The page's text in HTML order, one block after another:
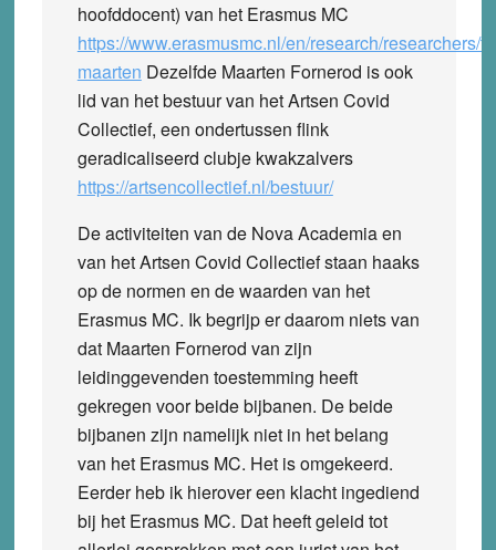
hoofddocent) van het Erasmus MC
https://www.erasmusmc.nl/en/research/researchers/
maarten Dezelfde Maarten Fornerod is ook
lid van het bestuur van het Artsen Covid
Collectief, een ondertussen flink
geradicaliseerd clubje kwakzalvers
https://artsencollectief.nl/bestuur/
De activiteiten van de Nova Academia en
van het Artsen Covid Collectief staan haaks
op de normen en de waarden van het
Erasmus MC. Ik begrijp er daarom niets van
dat Maarten Fornerod van zijn
leidinggevenden toestemming heeft
gekregen voor beide bijbanen. De beide
bijbanen zijn namelijk niet in het belang
van het Erasmus MC. Het is omgekeerd.
Eerder heb ik hierover een klacht ingediend
bij het Erasmus MC. Dat heeft geleid tot